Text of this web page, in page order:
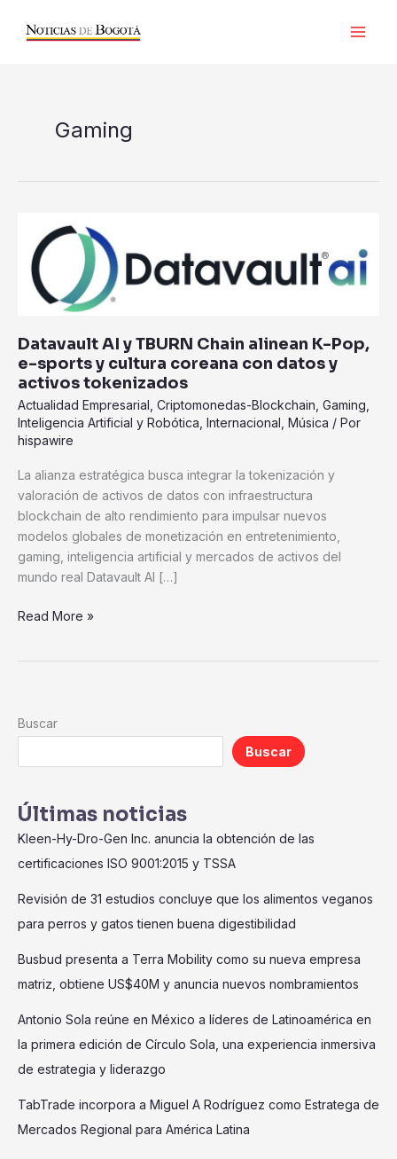
Gaming
Datavault AI y TBURN Chain alinean K-Pop,
e-sports y cultura coreana con datos y
activos tokenizados
Actualidad Empresarial Criptomonedas-Blockchain Gaming
Inteligencia Artificial y Robótica Internacional Música / Por
hispawire
La alianza estratégica busca integrar la tokenización y
valoración de activos de datos con infraestructura
blockchain de alto rendimiento para impulsar nuevos
modelos globales de monetización en entretenimiento,
gaming, inteligencia artificial y mercados de activos del
mundo real Datavault AI […]
Datavault
TBURN
Chain
K-
Pop,
e-
sports
y
cultura
coreana
con
datos
activos
tokenizados
Read More »
Buscar
Buscar
Últimas noticias
Kleen-Hy-Dro-Gen Inc. anuncia la obtención de las
certificaciones ISO 9001:2015 y TSSA
Revisión de 31 estudios concluye que los alimentos veganos
para perros y gatos tienen buena digestibilidad
Busbud presenta a Terra Mobility como su nueva empresa
matriz, obtiene US$40M y anuncia nuevos nombramientos
Antonio Sola reúne en México a líderes de Latinoamérica en
la primera edición de Círculo Sola, una experiencia inmersiva
de estrategia y liderazgo
TabTrade incorpora a Miguel A Rodríguez como Estratega de
Mercados Regional para América Latina